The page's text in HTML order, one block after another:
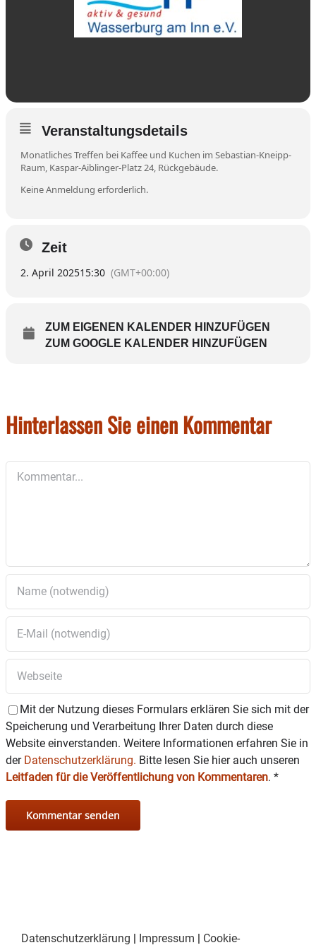
Veranstaltungsdetails
Monatliches Treffen bei Kaffee und Kuchen im Sebastian-Kneipp-
Raum, Kaspar-Aiblinger-Platz 24, Rückgebäude.
Keine Anmeldung erforderlich.
Zeit
2. April 202515:30 (GMT+00:00)
ZUM EIGENEN KALENDER HINZUFÜGEN
ZUM GOOGLE KALENDER HINZUFÜGEN
Hinterlassen Sie einen Kommentar
Mit der Nutzung dieses Formulars erklären Sie sich mit der
Speicherung und Verarbeitung Ihrer Daten durch diese
Website einverstanden. Weitere Informationen erfahren Sie in
der Datenschutzerklärung. Bitte lesen Sie hier auch unseren
Leitfaden für die Veröffentlichung von Kommentaren. *
Datenschutzerklärung | Impressum | Cookie-